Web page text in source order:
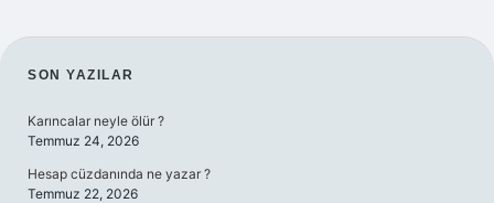
SIDEBAR
SON YAZILAR
Karıncalar neyle ölür ?
Temmuz 24, 2026
Hesap cüzdanında ne yazar ?
Temmuz 22, 2026